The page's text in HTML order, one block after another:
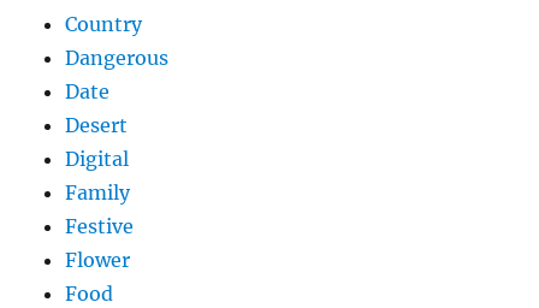
Country
Dangerous
Date
Desert
Digital
Family
Festive
Flower
Food